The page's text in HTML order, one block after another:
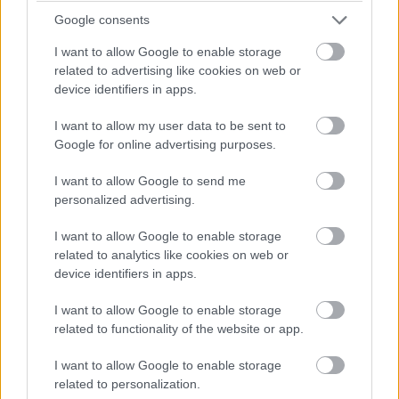
Google consents
I want to allow Google to enable storage
related to advertising like cookies on web or
device identifiers in apps.
I want to allow my user data to be sent to
Google for online advertising purposes.
I want to allow Google to send me
personalized advertising.
I want to allow Google to enable storage
related to analytics like cookies on web or
device identifiers in apps.
I want to allow Google to enable storage
related to functionality of the website or app.
I want to allow Google to enable storage
related to personalization.
ott sem a polcról leemelve, hanem egy előre megbeszélt
Ha hihetünk Kuónak, a gyártó 500 ezer példánnyal töltheti
fel a készletet, s így már akár január végén, de legkésőbb
február elején elkezdődhet a forgalmazás. Az
értékesítés kapcsán Gurman korábban azt írta, hogy az
venniük, hogy részletesen betanulják a Vision Pro
bemutatásának központilag kiagyalt, szigorú
koreográfiáját.
Az Apple-nek persze mindent be kell vetnie, hogy
ugyanis 3500 dollárt kóstál, ami még az almás palettán
sem számít olcsónak. A feladatot tovább nehezíti, hogy
az AR/VR körül mostanság messze nincs akkora
felhajtás, mint pár éve, a metaverzum-láz idején, amit a